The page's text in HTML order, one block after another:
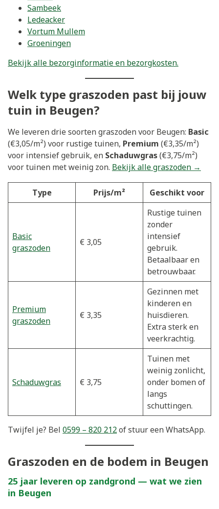
Sambeek
Ledeacker
Vortum Mullem
Groeningen
Bekijk alle bezorginformatie en bezorgkosten.
Welk type graszoden past bij jouw
tuin in Beugen?
We leveren drie soorten graszoden voor Beugen: Basic
(€3,05/m²) voor rustige tuinen, Premium (€3,35/m²)
voor intensief gebruik, en Schaduwgras(€3,75/m²)
voor tuinen met weinig zon. Bekijk alle graszoden →
Type Prijs/m² Geschikt voor
Basic
graszoden
€ 3,05
Rustige tuinen
zonder
intensief
gebruik.
Betaalbaar en
betrouwbaar.
Premium
graszoden
€ 3,35
Gezinnen met
kinderen en
huisdieren.
Extra sterk en
veerkrachtig.
Schaduwgras € 3,75
Tuinen met
weinig zonlicht,
onder bomen of
langs
schuttingen.
Twijfel je? Bel 0599 – 820 212of stuur een WhatsApp.
Graszoden en de bodem in Beugen
25 jaar leveren op zandgrond — wat we zien
in Beugen